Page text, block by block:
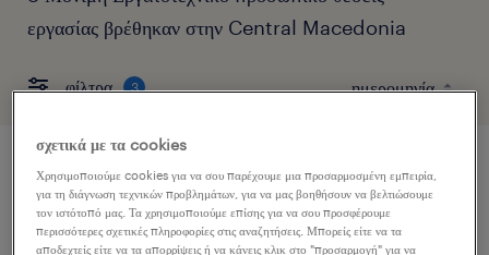
εργασίας βρέθηκαν στην Central Macedonia
φίλτρα 3
χειριστής/τρια μηχανών παραγωγής
σίνδος,θεσσαλονίκης, central macedonia
σχετικά με τα cookies
Χρησιμοποιούμε cookies για να σου παρέχουμε μια προσαρμοσμένη εμπειρία,
για τη διάγνωση τεχνικών προβλημάτων, για να μας βοηθήσουν να βελτιώσουμε
τον ιστότοπό μας. Τα χρησιμοποιούμε επίσης για να σου προσφέρουμε
περισσότερες σχετικές πληροφορίες στις αναζητήσεις. Μπορείς είτε να τα
αποδεχτείς είτε να τα απορρίψεις ή να κάνεις κλικ στο "προσαρμογή" για να